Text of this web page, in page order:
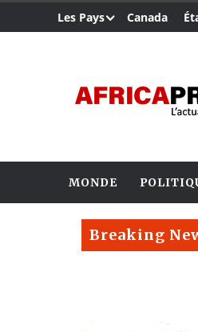
Les Pays Canada
MONDE
Breaking